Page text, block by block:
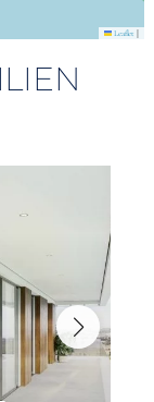
Leaflet |